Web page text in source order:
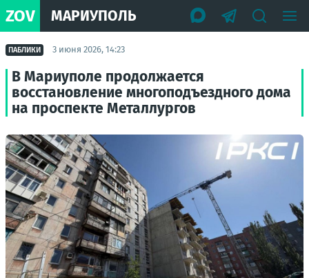
ZOV МАРИУПОЛЬ
ПАБЛИКИ 3 июня 2026, 14:23
В Мариуполе продолжается
восстановление многоподъездного дома
на проспекте Металлургов